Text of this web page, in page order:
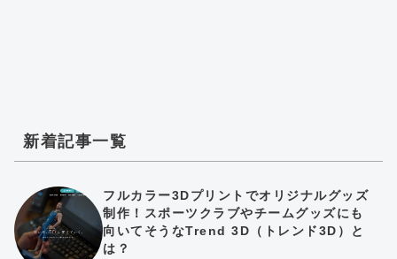
新着記事一覧
フルカラー3Dプリントでオリジナルグッズ
制作！スポーツクラブやチームグッズにも
向いてそうなTrend 3D（トレンド3D）と
は？